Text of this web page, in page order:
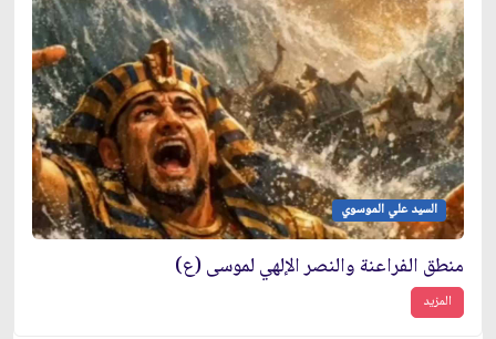
السيد علي الموسوي
منطق الفراعنة والنصر الإلهي لموسى (ع)
المزيد